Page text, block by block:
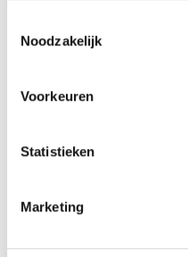
Noodzakelijk
Voorkeuren
Statistieken
Marketing
Baltische Staten
Bangladesh
Belize